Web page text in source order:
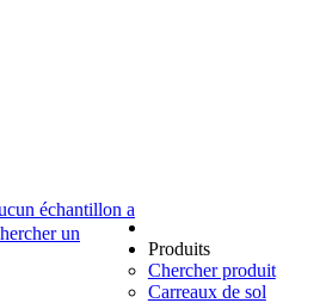
échantillon a
un
Produits
Chercher produit
Carreaux de sol